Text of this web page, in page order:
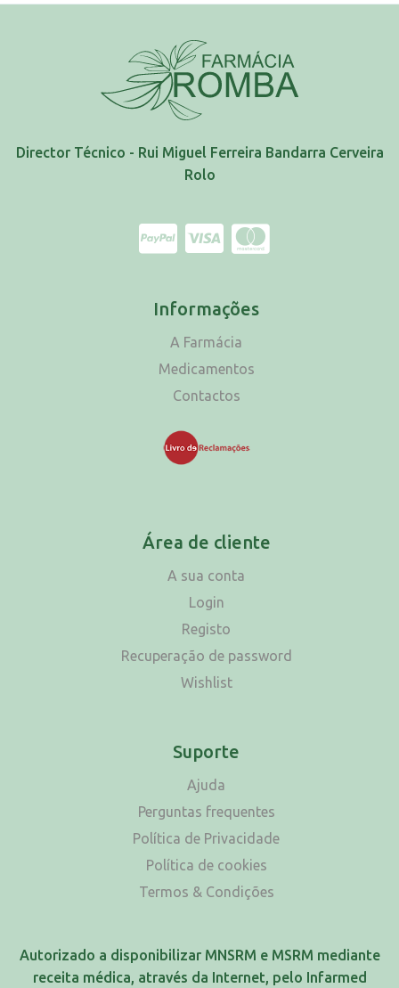
Director Técnico - Rui Miguel Ferreira Bandarra Cerveira
Rolo
Informações
A Farmácia
Medicamentos
Contactos
Área de cliente
A sua conta
Login
Registo
Recuperação de password
Wishlist
Suporte
Ajuda
Perguntas frequentes
Política de Privacidade
Política de cookies
Termos & Condições
Autorizado a disponibilizar MNSRM e MSRM mediante
receita médica, através da Internet, pelo Infarmed